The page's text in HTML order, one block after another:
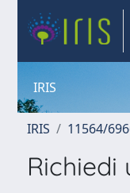
IRIS
IRIS 11564/
Richiedi